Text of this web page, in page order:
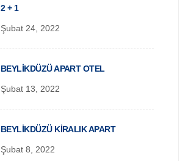
2 + 1
Şubat 24, 2022
BEYLIKDÜZÜ APART OTEL
Şubat 13, 2022
BEYLIKDÜZÜ KIRALIK APART
Şubat 8, 2022